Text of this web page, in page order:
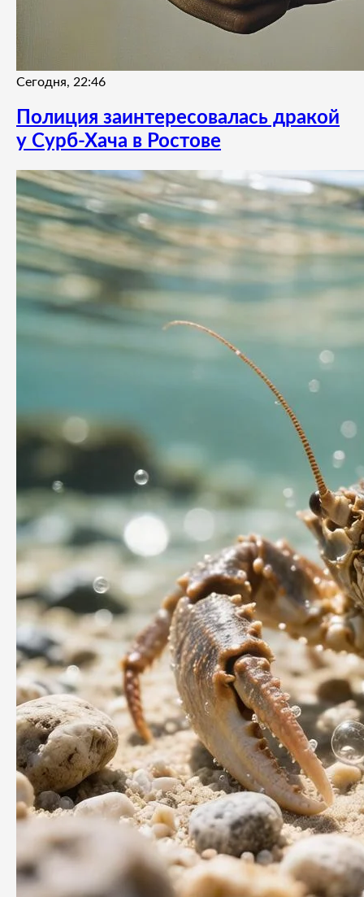
Сегодня, 22:46
Полиция заинтересовалась дракой
у Сурб-Хача в Ростове